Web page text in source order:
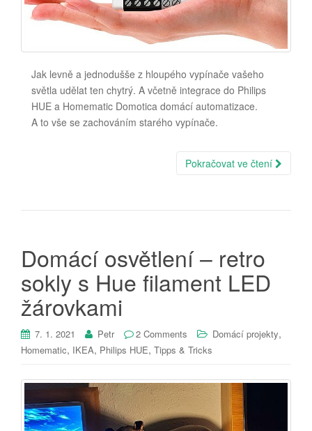
Jak levně a jednodušše z hloupého vypínače vašeho
světla udělat ten chytrý. A včetně integrace do Philips
HUE a Homematic Domotica domácí automatizace.
A to vše se zachováním starého vypínače.
Pokračovat ve čtení
Domácí osvětlení – retro
sokly s Hue filament LED
žárovkami
7. 1. 2021 Petr 2 Comments Domácí projekty,
Homematic, IKEA, Philips HUE, Tipps & Tricks